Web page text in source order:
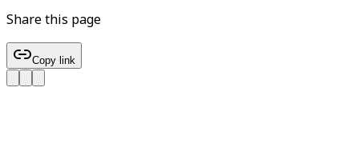
Share this page
Copy link